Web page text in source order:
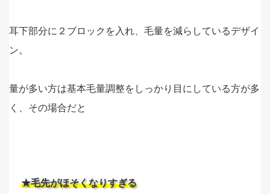
耳下部分に２ブロックを入れ、毛量を減らしているデザイ
ン。
量が多い方は基本毛量調整をしっかり目にしている方が多
く、その場合だと
★毛先がほそくなりすぎる